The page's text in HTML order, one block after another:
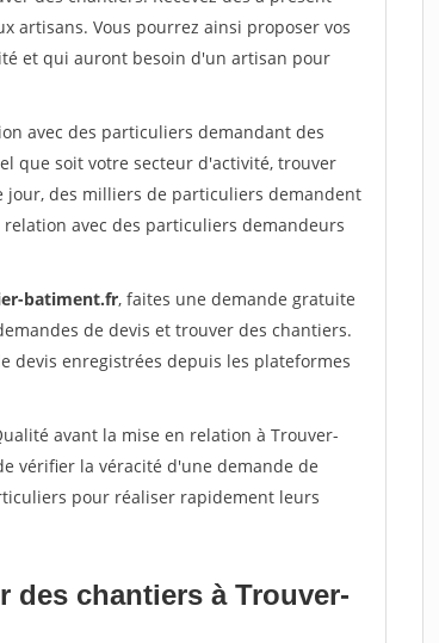
artisans. Vous pourrez ainsi proposer vos
et qui auront besoin d'un artisan pour
avec des particuliers demandant des
que soit votre secteur d'activité, trouver
jour, des milliers de particuliers demandent
avec des particuliers demandeurs
batiment.fr, faites une demande gratuite
de devis et trouver des chantiers.
devis enregistrées depuis les plateformes
avant la mise en relation à Trouver-
vérifier la véracité d'une demande de
pour réaliser rapidement leurs
des chantiers à Trouver-